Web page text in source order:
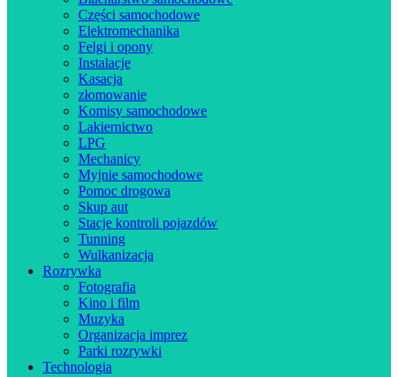
Części samochodowe
Elektromechanika
Felgi i opony
Instalacje
Kasacja
złomowanie
Komisy samochodowe
Lakiernictwo
LPG
Mechanicy
Myjnie samochodowe
Pomoc drogowa
Skup aut
Stacje kontroli pojazdów
Tunning
Wulkanizacja
Rozrywka
Fotografia
Kino i film
Muzyka
Organizacja imprez
Parki rozrywki
Technologia